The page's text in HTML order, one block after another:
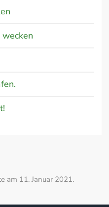
am 11. Januar 2021.